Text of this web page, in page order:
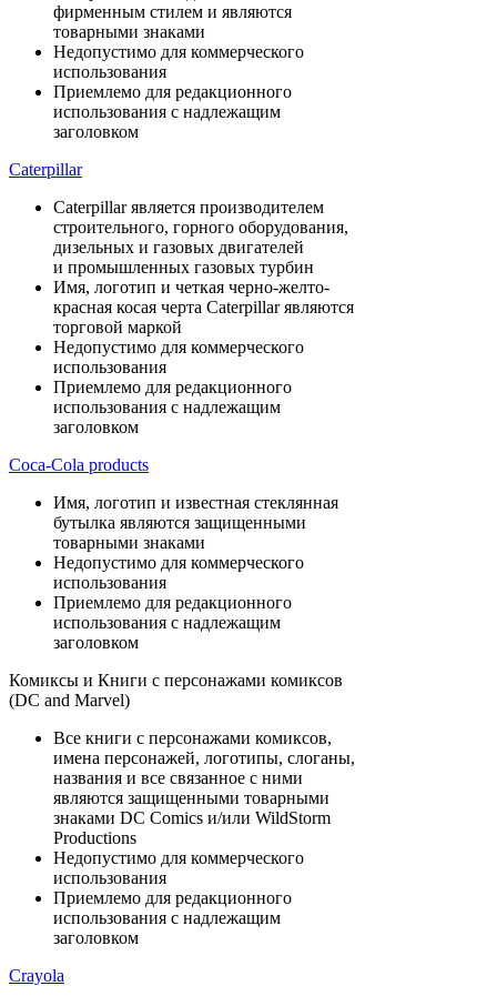
фирменным стилем и являются
товарными знаками
Недопустимо для коммерческого
использования
Приемлемо для редакционного
использования с надлежащим
заголовком
Caterpillar
Caterpillar является производителем
строительного, горного оборудования,
дизельных и газовых двигателей
и промышленных газовых турбин
Имя, логотип и четкая черно-желто-
красная косая черта Caterpillar являются
торговой маркой
Недопустимо для коммерческого
использования
Приемлемо для редакционного
использования с надлежащим
заголовком
Coca-Cola products
Имя, логотип и известная стеклянная
бутылка являются защищенными
товарными знаками
Недопустимо для коммерческого
использования
Приемлемо для редакционного
использования с надлежащим
заголовком
Комиксы и Книги с персонажами комиксов
(DC and Marvel)
Все книги с персонажами комиксов,
имена персонажей, логотипы, слоганы,
названия и все связанное с ними
являются защищенными товарными
знаками DC Comics и/или WildStorm
Productions
Недопустимо для коммерческого
использования
Приемлемо для редакционного
использования с надлежащим
заголовком
Crayola